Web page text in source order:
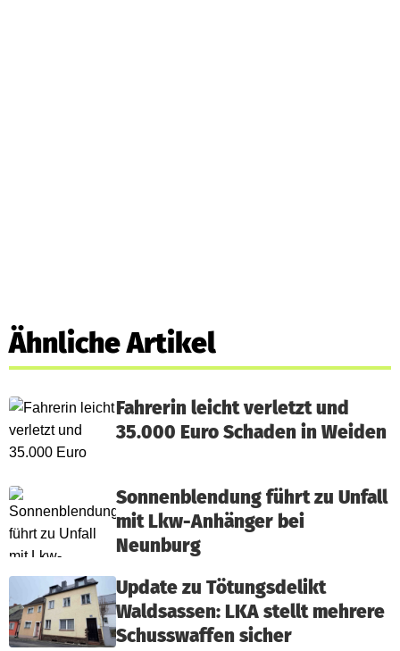
Ähnliche Artikel
Fahrerin leicht verletzt und
35.000 Euro Schaden in Weiden
Sonnenblendung führt zu Unfall
mit Lkw-Anhänger bei
Neunburg
Update zu Tötungsdelikt
Waldsassen: LKA stellt mehrere
Schusswaffen sicher